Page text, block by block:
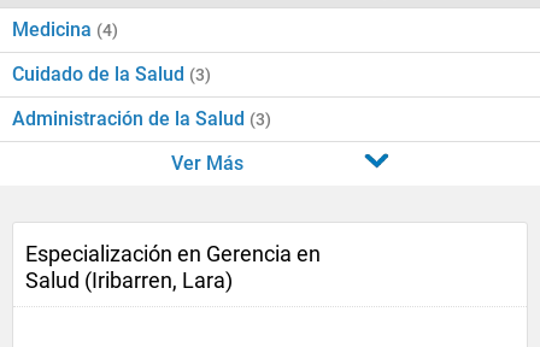
Medicina (4)
Cuidado de la Salud (3)
Administración de la Salud (3)
Ver Más
Especialización en Gerencia en
Salud (Iribarren, Lara)